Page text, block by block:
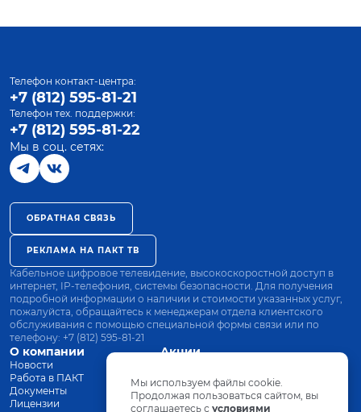
О компании
Новости
Работа в ПАКТ
Документы
Лицензии
Акции
Оплата
Оборудование
Телефон контакт-центра:
+7 (812) 595-81-21
Телефон тех. поддержки:
+7 (812) 595-81-22
Мы в соц. сетях:
ОБРАТНАЯ СВЯЗЬ
РЕКЛАМА НА ПАКТ ТВ
Кабельное цифровое телевидение, высокоскоростной доступ в
интернет, IP-телефония, системы безопасности. Для получения
подробной информации о наличии и стоимости указанных услуг,
пожалуйста, обращайтесь к менеджерам отдела клиентского
обслуживания с помощью специальной формы связи или по
телефону: +7 (812) 595-81-21
Мы используем файлы cookie.
Продолжая пользоваться сайтом, вы
соглашаетесь с условиями